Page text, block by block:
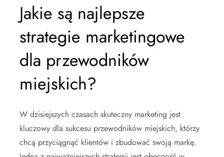
Jakie są najlepsze
strategie marketingowe
dla przewodników
miejskich?
W dzisiejszych czasach skuteczny marketing jest
kluczowy dla sukcesu przewodników miejskich, którzy
chcą przyciągnąć klientów i zbudować swoją markę.